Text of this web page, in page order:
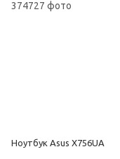
Ноутбук Asus X756UA